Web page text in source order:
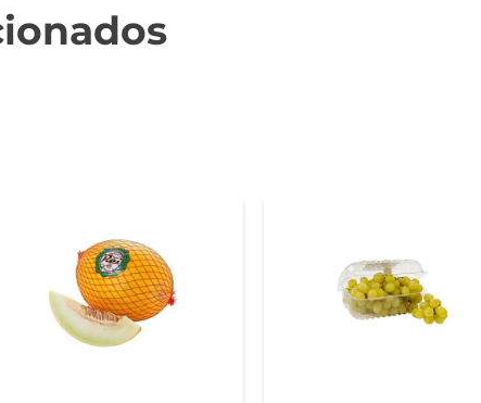
de diversas maneiras na culinária. Experimente
é utilizá-lo em sobremesas, como sorvetes ou